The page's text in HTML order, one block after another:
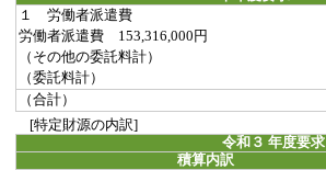
１ 労働者派遣費
労働者派遣費 153,316,000円
（その他の委託料計）
（委託料計）
（合計）
[特定財源の内訳]
令和３ 年度要求
積算内訳